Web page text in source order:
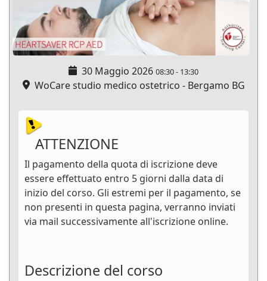
30 Maggio 2026 08:30- 13:30
WoCare studio medico ostetrico - Bergamo BG
ATTENZIONE
Il pagamento della quota di iscrizione deve
essere effettuato entro 5 giorni dalla data di
inizio del corso. Gli estremi per il pagamento, se
non presenti in questa pagina, verranno inviati
via mail successivamente all'iscrizione online.
Descrizione del corso